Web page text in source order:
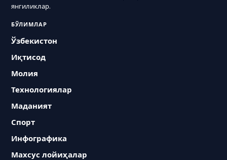
янгиликлар.
БЎЛИМЛАР
Ўзбекистон
Иқтисод
Молия
Технологиялар
Маданият
Спорт
Инфографика
Махсус лойиҳалар